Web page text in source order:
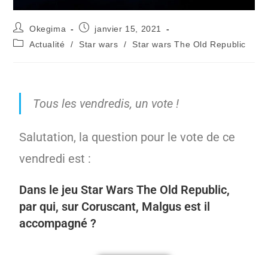
Okegima
janvier 15, 2021
Actualité
/ Star wars / Star wars The Old Republic
Tous les vendredis, un vote !
Salutation, la question pour le vote de ce
vendredi est :
Dans le jeu Star Wars The Old Republic,
par qui, sur Coruscant, Malgus est il
accompagné ?